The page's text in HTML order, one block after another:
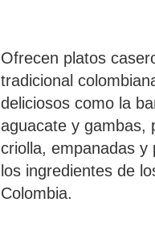
Ofrecen platos
tradicional
deliciosos como la
aguacate y gambas,
criolla, empanadas
los ingredientes de
Colombia.